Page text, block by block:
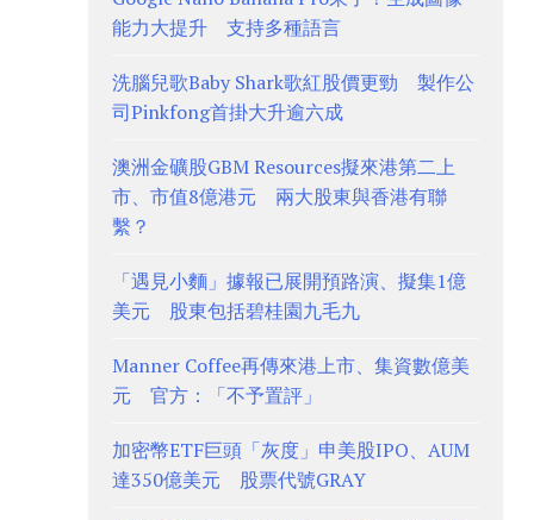
能力大提升 支持多種語言
洗腦兒歌Baby Shark歌紅股價更勁 製作公
司Pinkfong首掛大升逾六成
澳洲金礦股GBM Resources擬來港第二上
市、市值8億港元 兩大股東與香港有聯
繫？
「遇見小麵」據報已展開預路演、擬集1億
美元 股東包括碧桂園九毛九
Manner Coffee再傳來港上市、集資數億美
元 官方：「不予置評」
加密幣ETF巨頭「灰度」申美股IPO、AUM
達350億美元 股票代號GRAY